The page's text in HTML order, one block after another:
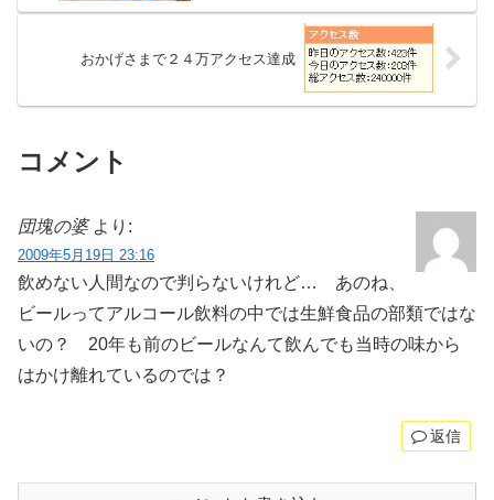
おかげさまで２４万アクセス達成
コメント
団塊の婆 より:
2009年5月19日 23:16
飲めない人間なので判らないけれど… あのね、
ビールってアルコール飲料の中では生鮮食品の部類ではな
いの？ 20年も前のビールなんて飲んでも当時の味から
はかけ離れているのでは？
返信